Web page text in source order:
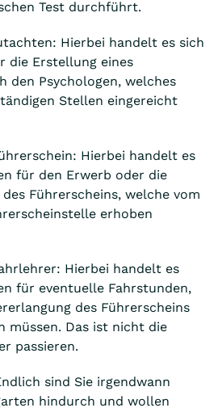
Test durchführt.
Hierbei handelt es sich
die Erstellung eines
den Psychologen, welches
Stellen eingereicht
Hierbei handelt es
für den Erwerb oder die
Führerscheins, welche vom
erhoben
Hierbei handelt es
für eventuelle Fahrstunden,
des Führerscheins
müssen. Das ist nicht die
passieren.
sind Sie irgendwann
hindurch und wollen